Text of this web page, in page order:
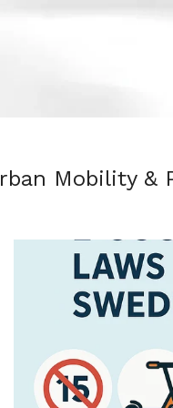
Mobility &